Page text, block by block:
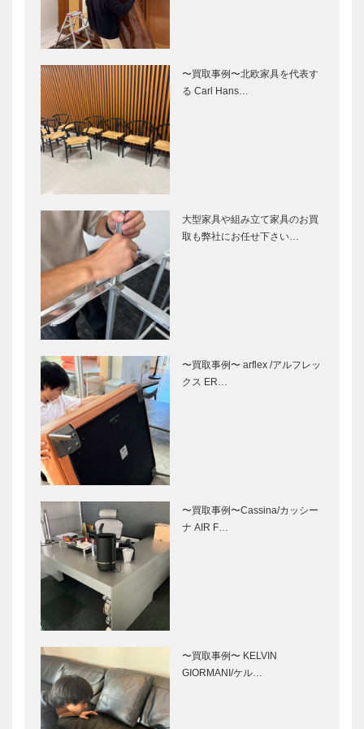
〜買取事例〜北欧家具を代表す
る Carl Hans…
大型家具や組み立て家具のお買
取も弊社にお任せ下さい…
〜買取事例〜 arflex /アルフレッ
クス ER…
〜買取事例〜Cassina/カッシー
ナ AIR F…
〜買取事例〜 KELVIN
GIORMANI/ケル…